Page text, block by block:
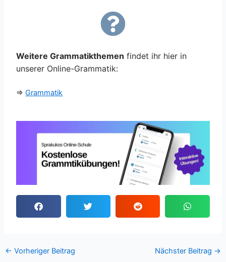
Weitere Grammatikthemen findet ihr hier in
unserer Online-Grammatik:
⇒Grammatik
← Vorheriger Beitrag Nächster Beitrag →